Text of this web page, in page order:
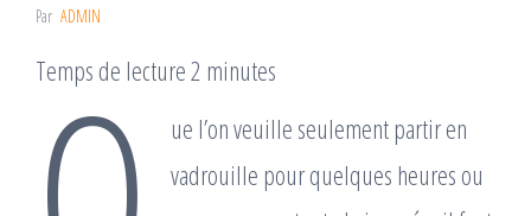
Par ADMIN
Temps de lecture 2 minutes
ue l’on veuille seulement partir en
vadrouille pour quelques heures ou